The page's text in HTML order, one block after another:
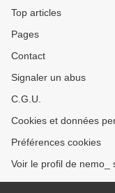
Top articles
Pages
Contact
Signaler un abus
C.G.U.
Cookies et données
Préférences cookies
Voir le profil de nemo_